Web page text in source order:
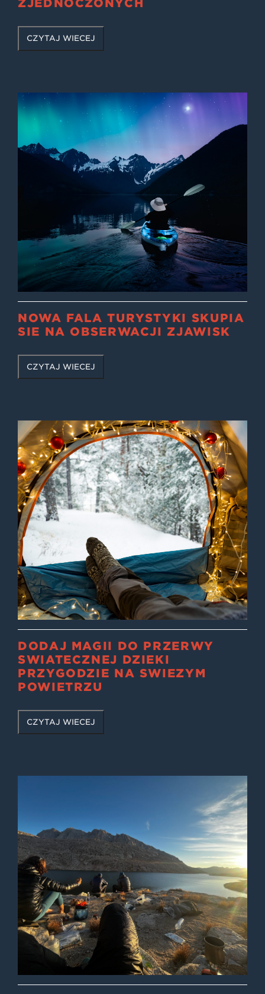
ZJEDNOCZONYCH
CZYTAJ WIĘCEJ
NOWA FALA TURYSTYKI SKUPIA
SIĘ NA OBSERWACJI ZJAWISK
CZYTAJ WIĘCEJ
DODAJ MAGII DO PRZERWY
ŚWIĄTECZNEJ DZIĘKI
PRZYGODZIE NA ŚWIEŻYM
POWIETRZU
CZYTAJ WIĘCEJ